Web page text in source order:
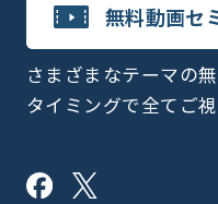
無料動画セ
さまざまなテーマの
タイミングで全てご視